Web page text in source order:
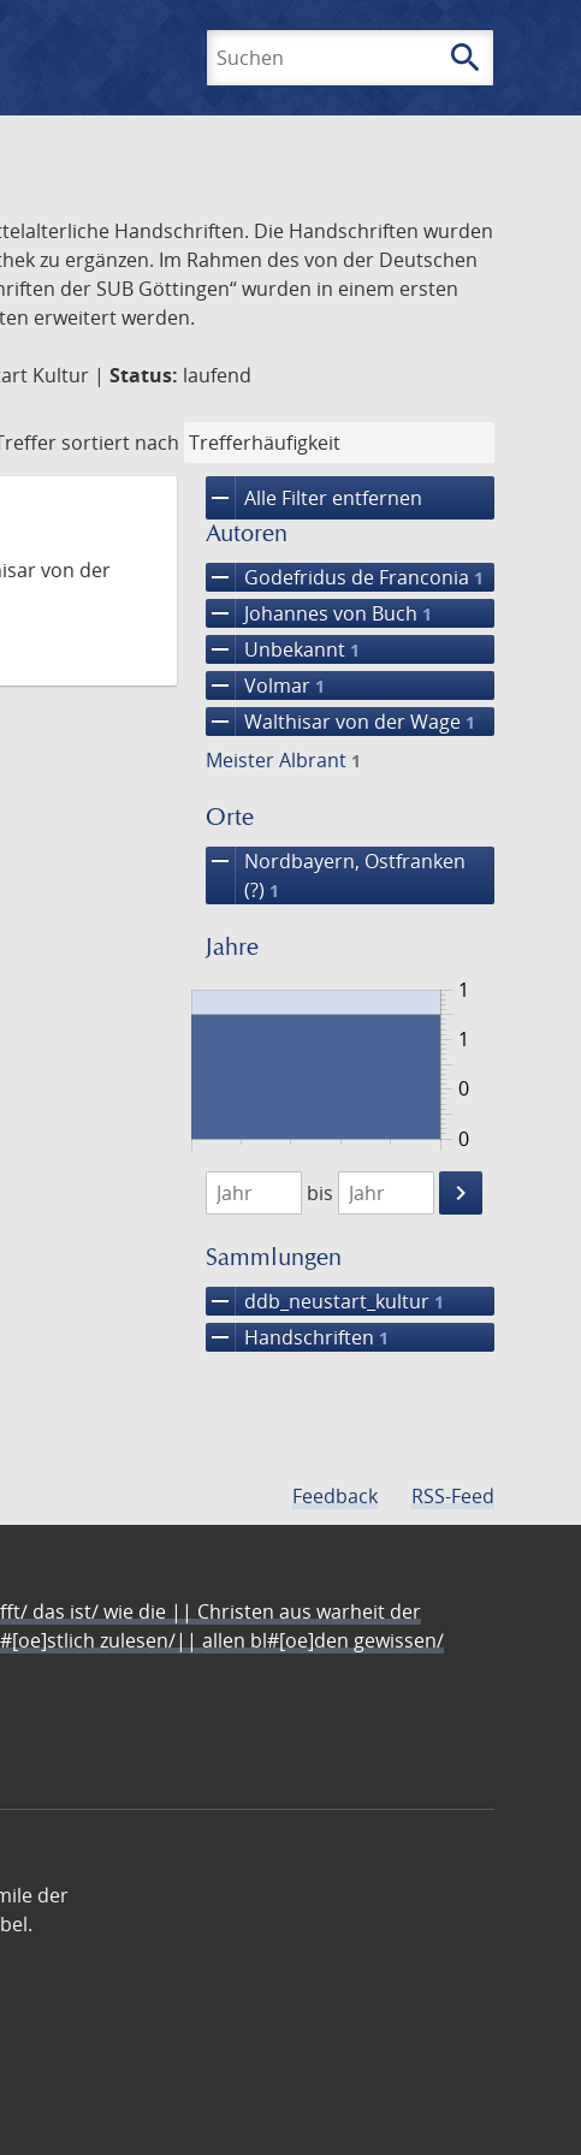
search
Handschriften. Die Handschriften wurden
zu ergänzen. Im Rahmen des von der Deutschen
der SUB Göttingen“ wurden in einem ersten
erweitert werden.
Kultur | Status: laufend
sortiert nach
remove Alle Filter entfernen
Autoren
remove Godefridus de Franconia 1
remove Johannes von Buch 1
remove Unbekannt 1
remove Volmar 1
remove Walthisar von der Wage 1
Meister Albrant 1
Orte
remove
Nordbayern, Ostfranken
(?) 1
Jahre
0
1
0
1
1474
1475
bis
keyboard_arrow_right
Suche
Sammlungen
remove ddb_neustart_kultur 1
remove Handschriften 1
von der
Feedback RSS-Feed
das ist/ wie die || Christen aus warheit der
zulesen/|| allen bl#[oe]den gewissen/
der